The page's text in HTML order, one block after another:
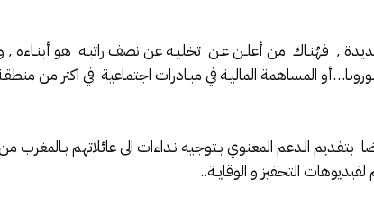
المساهمة الماليـة في مبـادرات اجتماعية في اكثر من
العالم بتقـديــم الدعم المادي أو الـعيني فقـط ٬ بل أيضا بتقـديم الـدعم المعنوي بـتوجيه نـداءات
التحفيز و الوقايــة..